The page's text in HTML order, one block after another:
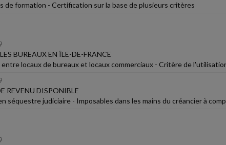
de formation - Certification sur la base de plusieurs critères
BUREAUX EN ÎLE-DE-FRANCE
locaux de bureaux et locaux commerciaux - Critère de
REVENU DISPONIBLE
séquestre judiciaire - Imposables dans les mains du créancier à